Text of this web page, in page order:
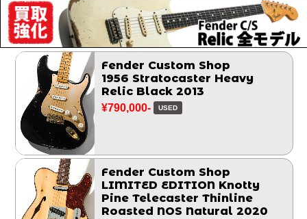
Fender Custom Shop
1956 Stratocaster Heavy
Relic Black 2013
¥790,000- USED
Fender Custom Shop
LIMITED EDITION Knotty
Pine Telecaster Thinline
Roasted NOS Natural 2020